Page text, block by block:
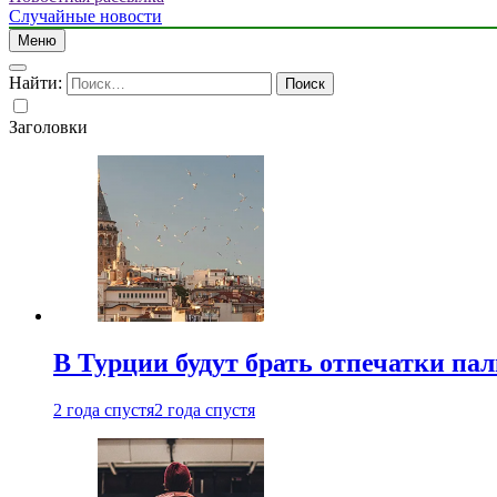
Случайные новости
Меню
Найти:
Заголовки
В Турции будут брать отпечатки
2 года спустя2 года спустя